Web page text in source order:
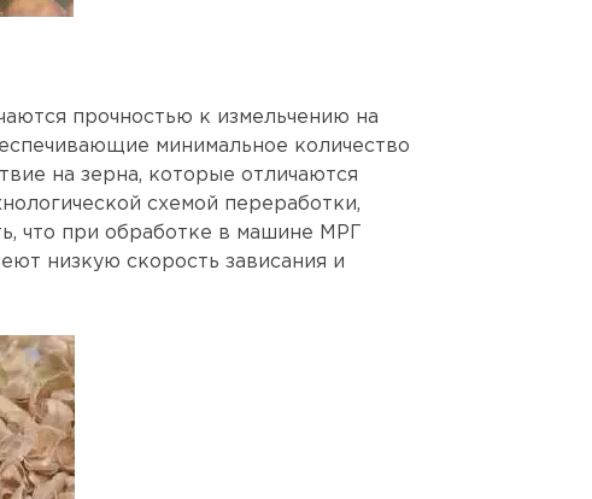
прочностью к измельчению на
минимальное количество
на зерна, которые отличаются
схемой переработки,
что при обработке в машине МРГ
низкую скорость зависания и